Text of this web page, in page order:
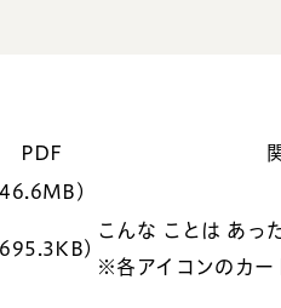
PDF
こんな ことは あっ
※各アイコンのカー